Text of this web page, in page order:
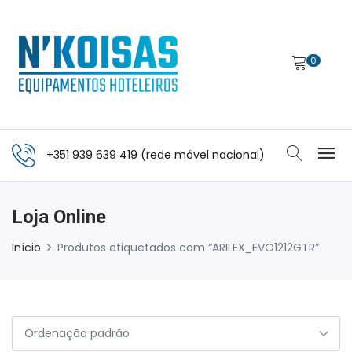
0
+351 939 639 419 (rede móvel nacional)
Loja Online
Início Produtos etiquetados com “ARILEX_EVO1212GTR”